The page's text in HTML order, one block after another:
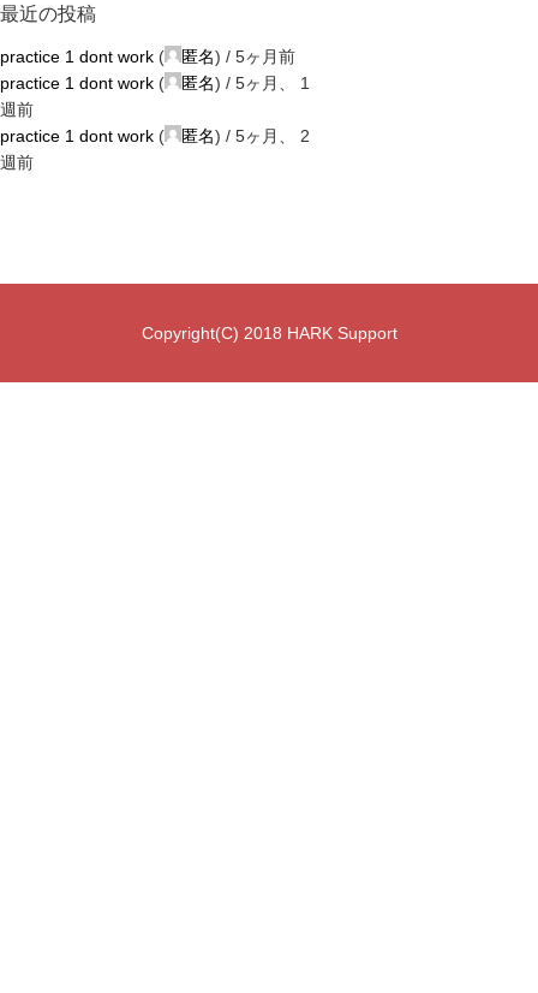
最近の投稿
practice 1 dont work ( 匿名) / 5ヶ月前
practice 1 dont work ( 匿名) / 5ヶ月、 1
週前
practice 1 dont work ( 匿名) / 5ヶ月、 2
週前
Copyright(C) 2018 HARK Support